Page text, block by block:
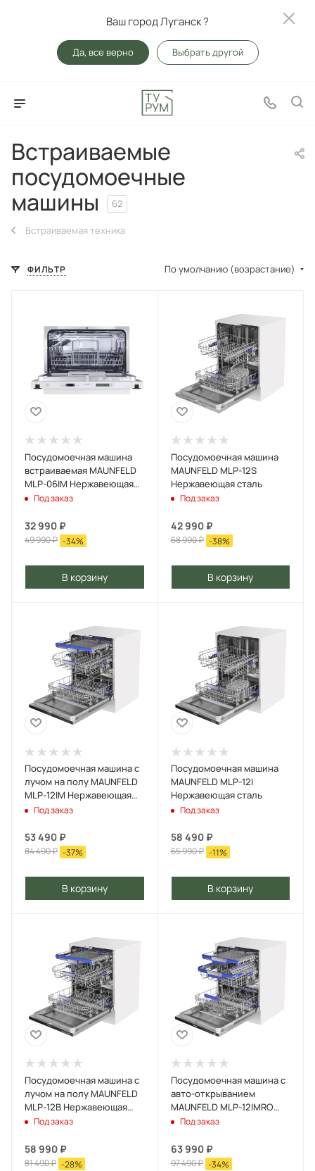
Ваш город Луганск ?
Да, все верно Выбрать другой
Встраиваемые
посудомоечные
машины
62
Встраиваемая техника
ФИЛЬТР По умолчанию (возрастание)
Посудомоечная машина
встраиваемая MAUNFELD
MLP-06IM Нержавеющая
сталь
Под заказ
32 990 ₽
49 990₽ -34%
В корзину
Посудомоечная машина
MAUNFELD MLP-12S
Нержавеющая сталь
Под заказ
42 990₽
68 990₽ -38%
В корзину
Посудомоечная машина с
лучом на полу MAUNFELD
MLP-12IM Нержавеющая
сталь
Под заказ
53 490 ₽
84 490₽ -37%
В корзину
Посудомоечная машина
MAUNFELD MLP-12I
Нержавеющая сталь
Под заказ
58 490₽
65 990₽ -11%
В корзину
Посудомоечная машина с
лучом на полу MAUNFELD
MLP-12B Нержавеющая
сталь
Под заказ
58 990 ₽
81 490₽ -28%
Посудомоечная машина с
авто-открыванием
MAUNFELD MLP-12IMRO
Нержавеющая сталь
Под заказ
63 990₽
97 490₽ -34%